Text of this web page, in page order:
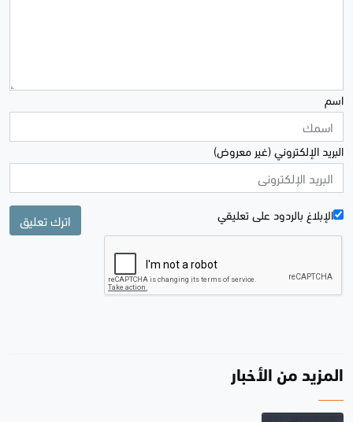
اسم
البريد الإلكتروني (غير معروض)
الإبلاغ بالردود علی تعليقي اترك تعليق
المزيد من الأخبار